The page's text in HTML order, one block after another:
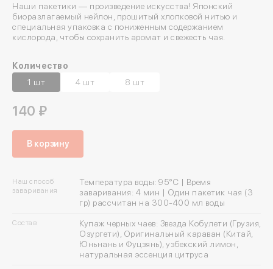
Наши пакетики — произведение искусства! Японский
биоразлагаемый нейлон, прошитый хлопковой нитью и
специальная упаковка с пониженным содержанием
кислорода, чтобы сохранить аромат и свежесть чая.
Количество
1 шт
4 шт 8 шт
140 ₽
В корзину
Наш способ
заваривания
Температура воды: 95°C | Время
заваривания: 4 мин | Один пакетик чая (3
гр) рассчитан на 300-400 мл воды
Состав
Купаж черных чаев: Звезда Кобулети (Грузия,
Озургети), Оригинальный караван (Китай,
Юньнань и Фуцзянь), узбекский лимон,
натуральная эссенция цитруса